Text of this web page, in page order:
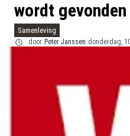
wordt
Samenleving
door Peter Janssen donderdag,